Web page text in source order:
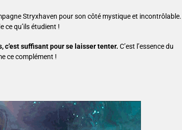
Stryxhaven pour son côté mystique et incontrôlable.
ce qu’ils étudient !
c’est suffisant pour se laisser tenter. C’est l’essence du
ce complément !